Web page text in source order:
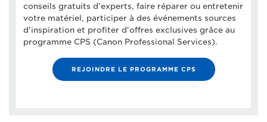
conseils gratuits d'experts, faire réparer ou entretenir
votre matériel, participer à des événements sources
d'inspiration et profiter d'offres exclusives grâce au
programme CPS (Canon Professional Services).
REJOINDRE LE PROGRAMME CPS